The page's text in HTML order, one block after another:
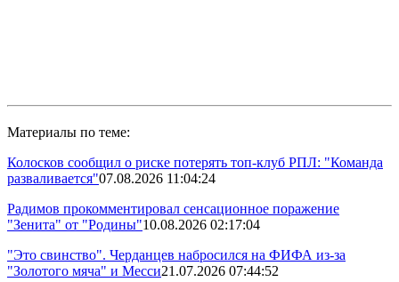
Материалы по теме:
Колосков сообщил о риске потерять топ-клуб РПЛ: "Команда
разваливается"07.08.2026 11:04:24
Радимов прокомментировал сенсационное поражение
"Зенита" от "Родины"10.08.2026 02:17:04
"Это свинство". Черданцев набросился на ФИФА из-за
"Золотого мяча" и Месси21.07.2026 07:44:52